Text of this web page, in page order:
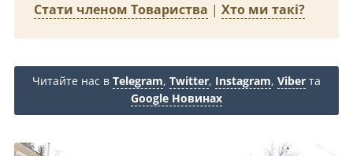
Стати членом Товариства | Хто ми такі?
Читайте нас в Telegram, Twitter, Instagram, Viber та
Google Новинах